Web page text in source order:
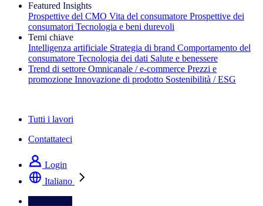
Featured Insights
Prospettive del CMO Vita del consumatore Prospettive dei
consumatori Tecnologia e beni durevoli
Temi chiave
Intelligenza artificiale Strategia di brand Comportamento del
consumatore Tecnologia dei dati Salute e benessere
Trend di settore Omnicanale / e‑commerce Prezzi e
promozione Innovazione di prodotto Sostenibilità / ESG
Tutti i lavori
Contattateci
Login
Italiano